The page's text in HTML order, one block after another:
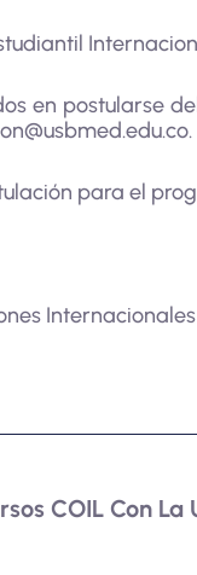
en postularse
.
para el